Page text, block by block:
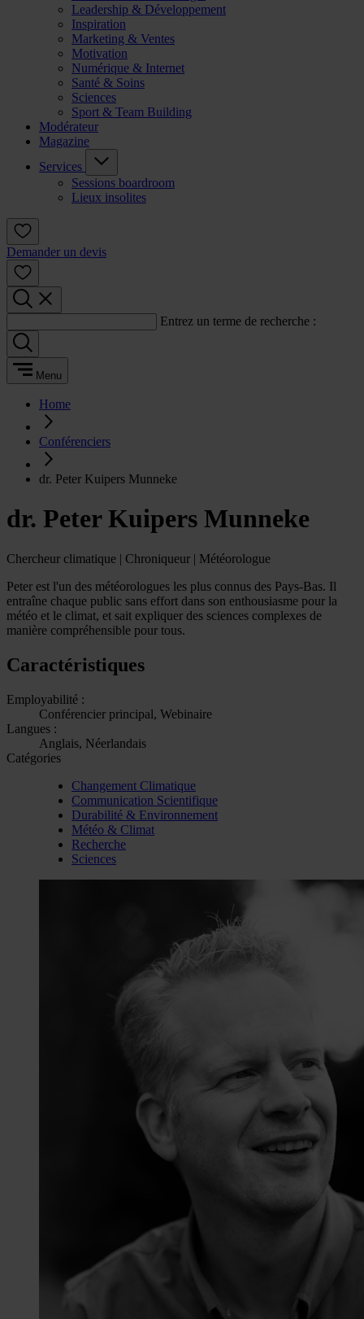
Leadership & Développement
Inspiration
Marketing & Ventes
Motivation
Numérique & Internet
Santé & Soins
Sciences
Sport & Team Building
Modérateur
Magazine
Services
Sessions boardroom
Lieux insolites
Demander un devis
Entrez un terme de recherche :
Menu
Home
Conférenciers
dr. Peter Kuipers Munneke
dr. Peter Kuipers Munneke
Chercheur climatique | Chroniqueur | Météorologue
Peter est l'un des météorologues les plus connus des Pays-Bas. Il
entraîne chaque public sans effort dans son enthousiasme pour la
météo et le climat, et sait expliquer des sciences complexes de
manière compréhensible pour tous.
Caractéristiques
Employabilité :
Conférencier principal, Webinaire
Langues :
Anglais, Néerlandais
Catégories
Changement Climatique
Communication Scientifique
Durabilité & Environnement
Météo & Climat
Recherche
Sciences